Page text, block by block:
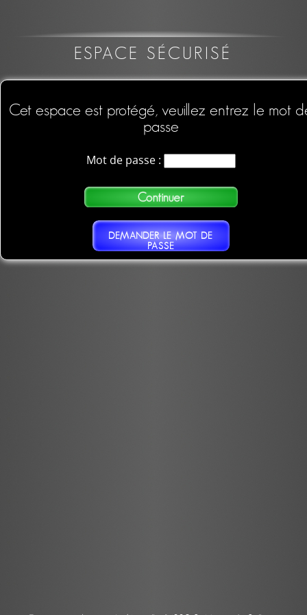
ESPACE SÉCURISÉ
Cet espace est protégé, veuillez entrez le mot
passe
Mot de passe :
DEMANDER LE MOT DE
PASSE